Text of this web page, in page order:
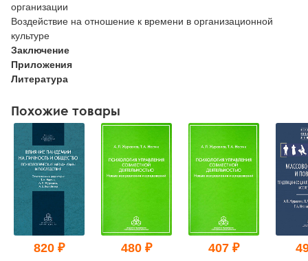
организации
Воздействие на отношение к времени в организационной
культуре
Заключение
Приложения
Литература
Похожие товары
820 ₽ 480 ₽ 407 ₽